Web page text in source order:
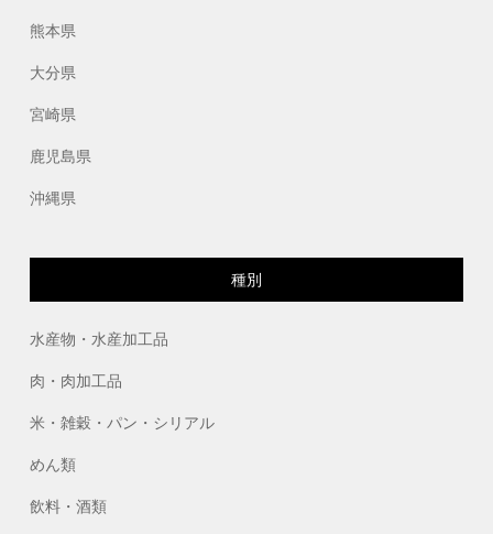
熊本県
大分県
宮崎県
鹿児島県
沖縄県
種別
水産物・水産加工品
肉・肉加工品
米・雑穀・パン・シリアル
めん類
飲料・酒類